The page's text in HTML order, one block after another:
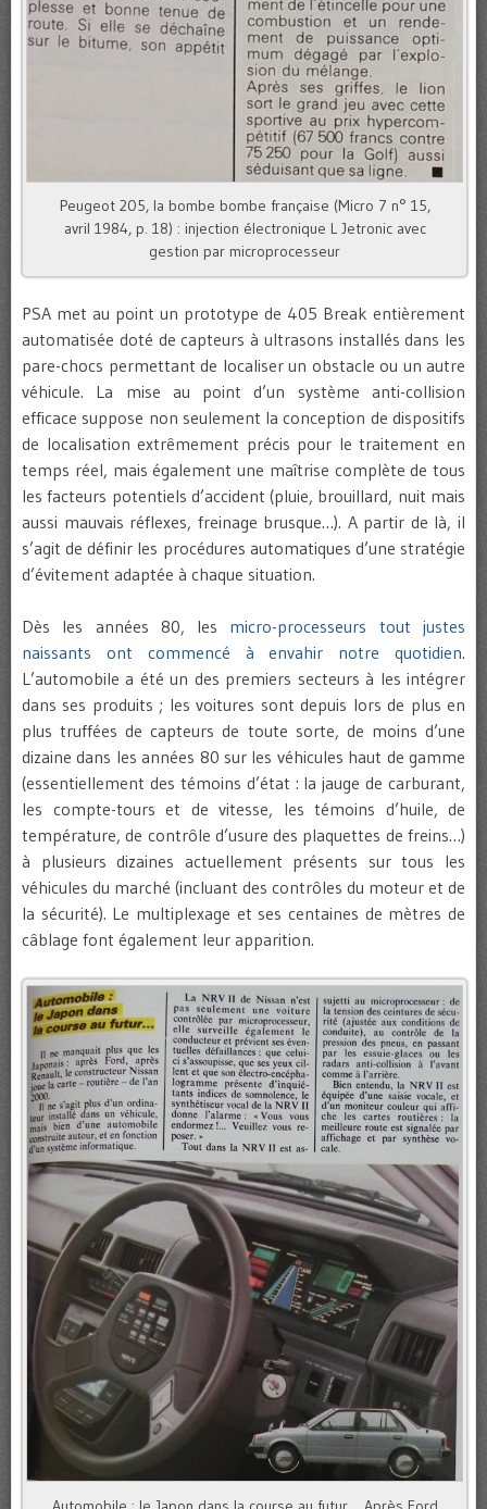
Peugeot 205, la bombe bombe française (Micro 7 n° 15,
avril 1984, p. 18) : injection électronique L Jetronic avec
gestion par microprocesseur
PSA met au point un prototype de 405 Break entièrement
automatisée doté de capteurs à ultrasons installés dans les
pare-chocs permettant de localiser un obstacle ou un autre
véhicule. La mise au point d’un système anti-collision
efficace suppose non seulement la conception de dispositifs
de localisation extrêmement précis pour le traitement en
temps réel, mais également une maîtrise complète de tous
les facteurs potentiels d’accident (pluie, brouillard, nuit mais
aussi mauvais réflexes, freinage brusque…). A partir de là, il
s’agit de définir les procédures automatiques d’une stratégie
d’évitement adaptée à chaque situation.
Dès les années 80, les micro-processeurs tout justes
naissants ont commencé à envahir notre quotidien.
L’automobile a été un des premiers secteurs à les intégrer
dans ses produits ; les voitures sont depuis lors de plus en
plus truffées de capteurs de toute sorte, de moins d’une
dizaine dans les années 80 sur les véhicules haut de gamme
(essentiellement des témoins d’état : la jauge de carburant,
les compte-tours et de vitesse, les témoins d’huile, de
température, de contrôle d’usure des plaquettes de freins…)
à plusieurs dizaines actuellement présents sur tous les
véhicules du marché (incluant des contrôles du moteur et de
la sécurité). Le multiplexage et ses centaines de mètres de
câblage font également leur apparition.